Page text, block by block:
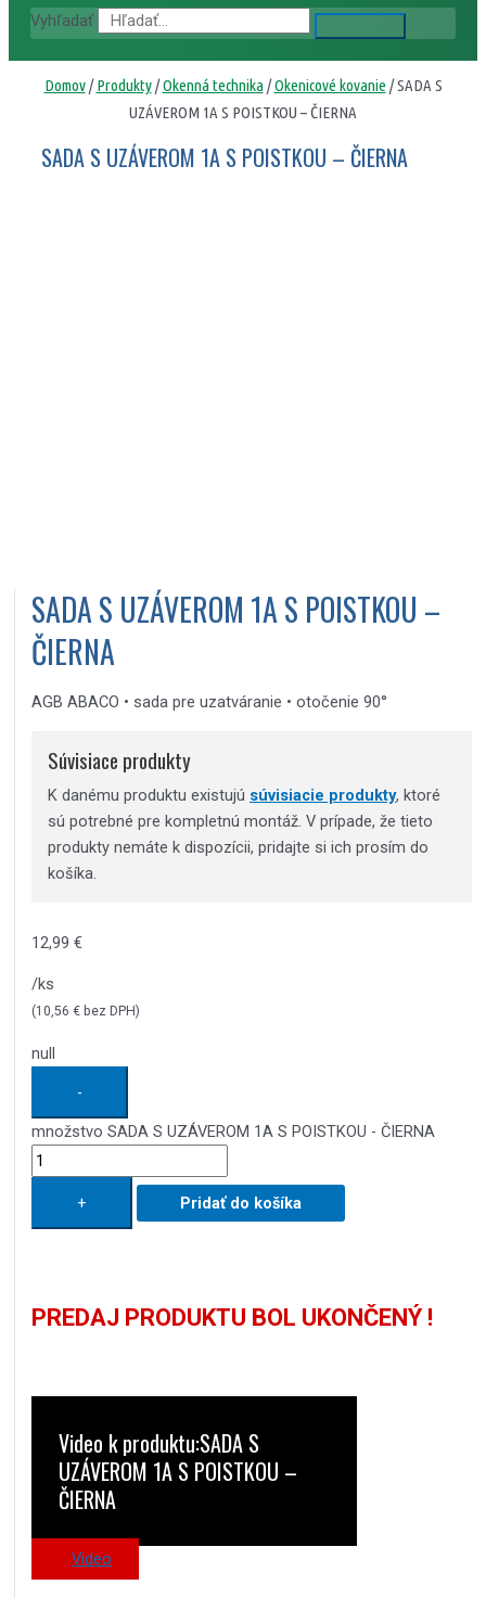
Vyhľadať
Domov/Produkty/Okenná technika /Okenicové kovanie / SADA S
UZÁVEROM 1A S POISTKOU – ČIERNA
SADA S UZÁVEROM 1A S POISTKOU – ČIERNA
SADA S UZÁVEROM 1A S POISTKOU –
ČIERNA
AGB ABACO • sada pre uzatváranie • otočenie 90°
Súvisiace produkty
K danému produktu existujú súvisiacie produkty, ktoré
sú potrebné pre kompletnú montáž. V prípade, že tieto
produkty nemáte k dispozícii, pridajte si ich prosím do
košíka.
12,99 €
/ks
(10,56 € bez DPH)
null
-
množstvo SADA S UZÁVEROM 1A S POISTKOU - ČIERNA
+ Pridať do košíka
PREDAJ PRODUKTU BOL UKONČENÝ !
Video k produktu:SADA S
UZÁVEROM 1A S POISTKOU –
ČIERNA
Video